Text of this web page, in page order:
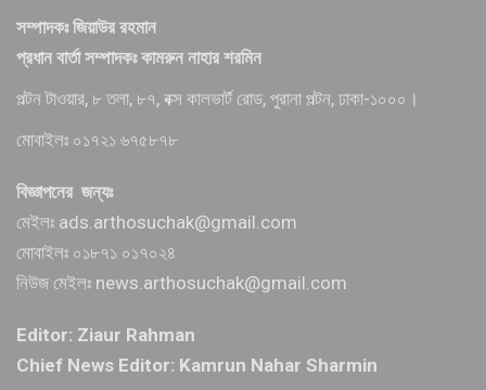
সম্পাদকঃ জিয়াউর রহমান
প্রধান বার্তা সম্পাদকঃ কামরুন নাহার শরমিন
পল্টন টাওয়ার, ৮ তলা, ৮৭, বক্স কালভার্ট রোড, পুরানা পল্টন, ঢাকা-১০০০।
মোবাইলঃ ০১৭২১ ৬৭৫৮৭৮
বিজ্ঞাপনের জন্যঃ
মেইলঃ ads.arthosuchak@gmail.com
মোবাইলঃ ০১৮৭১ ০১৭০২৪
নিউজ মেইলঃ news.arthosuchak@gmail.com
Editor: Ziaur Rahman
Chief News Editor: Kamrun Nahar Sharmin